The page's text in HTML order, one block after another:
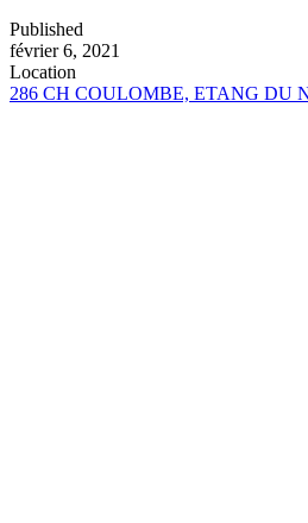
Published
février 6, 2021
Location
286 CH COULOMBE, ETANG DU